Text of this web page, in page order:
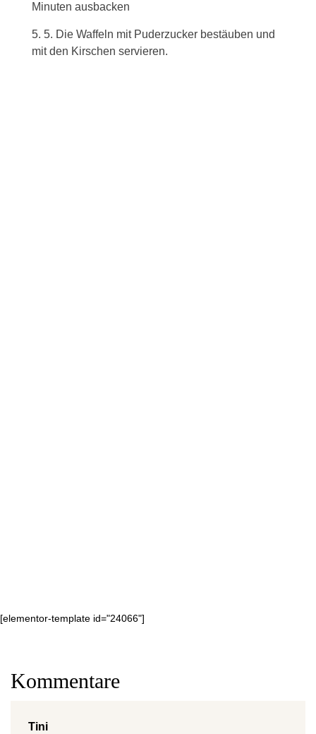
Minuten ausbacken
5. Die Waffeln mit Puderzucker bestäuben und
mit den Kirschen servieren.
[elementor-template id="24066"]
Kommentare
Tini